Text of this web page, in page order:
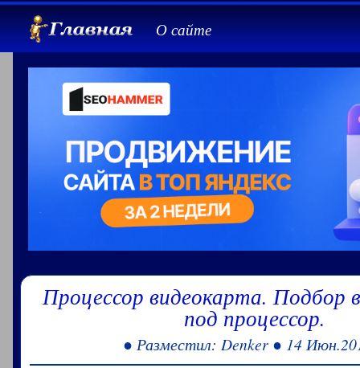
О сайте
Процессор видеокарта. Подбор
под процессор.
● Разместил: Denker ● 14